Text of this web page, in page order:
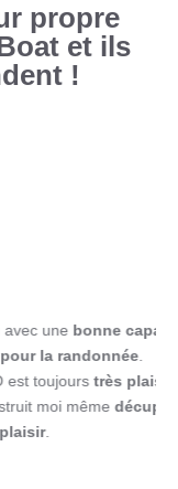
propre
et ils
!
bonne capacité de
.
très plaisantet
mêmedécuple ce